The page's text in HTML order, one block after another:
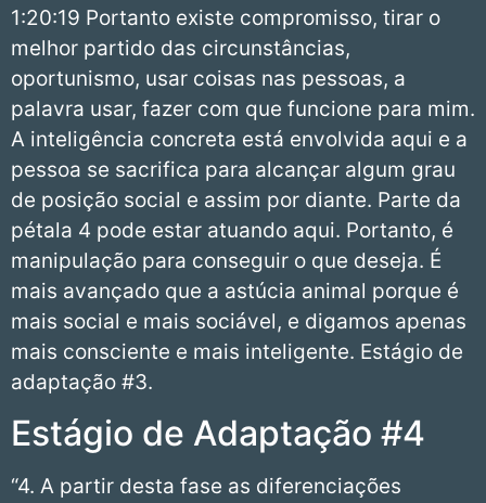
1:20:19 Portanto existe compromisso, tirar o
melhor partido das circunstâncias,
oportunismo, usar coisas nas pessoas, a
palavra usar, fazer com que funcione para mim.
A inteligência concreta está envolvida aqui e a
pessoa se sacrifica para alcançar algum grau
de posição social e assim por diante. Parte da
pétala 4 pode estar atuando aqui. Portanto, é
manipulação para conseguir o que deseja. É
mais avançado que a astúcia animal porque é
mais social e mais sociável, e digamos apenas
mais consciente e mais inteligente. Estágio de
adaptação #3.
Estágio de Adaptação #4
“4. A partir desta fase as diferenciações